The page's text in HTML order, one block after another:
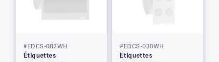
#EDCS-082WH
Étiquettes
#EDCS-030WH
Étiquettes